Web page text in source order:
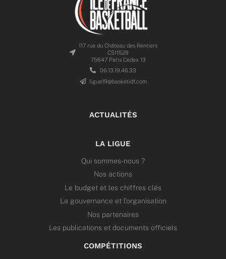
117 rue du Château des Rentiers
CS11529
75647 Paris Cedex 13
06.13.19.46.33
ligue19@basketidf.com
ACTUALITÉS
LA LIGUE
Qui sommes-nous ?
Nos actions
Le budget et les chiffres clés
La gouvernance et l’organisation
Nos partenaires
Les publications et documents officiels
COMPÉTITIONS